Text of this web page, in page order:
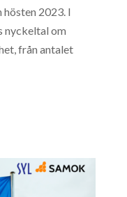
hösten 2023. I
nyckeltal om
från antalet